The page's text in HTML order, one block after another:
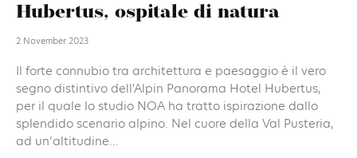
Hubertus, ospitale di natura
2 November 2023
Il forte connubio tra architettura e paesaggio è il vero
segno distintivo dell'Alpin Panorama Hotel Hubertus,
per il quale lo studio NOA ha tratto ispirazione dallo
splendido scenario alpino. Nel cuore della Val Pusteria,
ad un’altitudine...